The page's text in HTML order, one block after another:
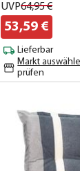
UVP64,95€
53,59 €
Lieferbar
Markt
prüfen